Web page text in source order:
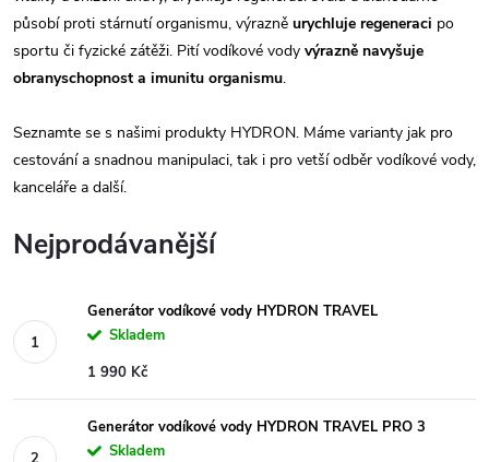
působí proti stárnutí organismu, výrazně urychluje regeneraci po
sportu či fyzické zátěži. Pití vodíkové vody výrazně navyšuje
obranyschopnost a imunitu organismu.
Seznamte se s našimi produkty HYDRON. Máme varianty jak pro
cestování a snadnou manipulaci, tak i pro vetší odběr vodíkové vody,
kanceláře a další.
Nejprodávanější
Generátor vodíkové vody HYDRON TRAVEL
Skladem
1 990 Kč
Generátor vodíkové vody HYDRON TRAVEL PRO 3
Skladem